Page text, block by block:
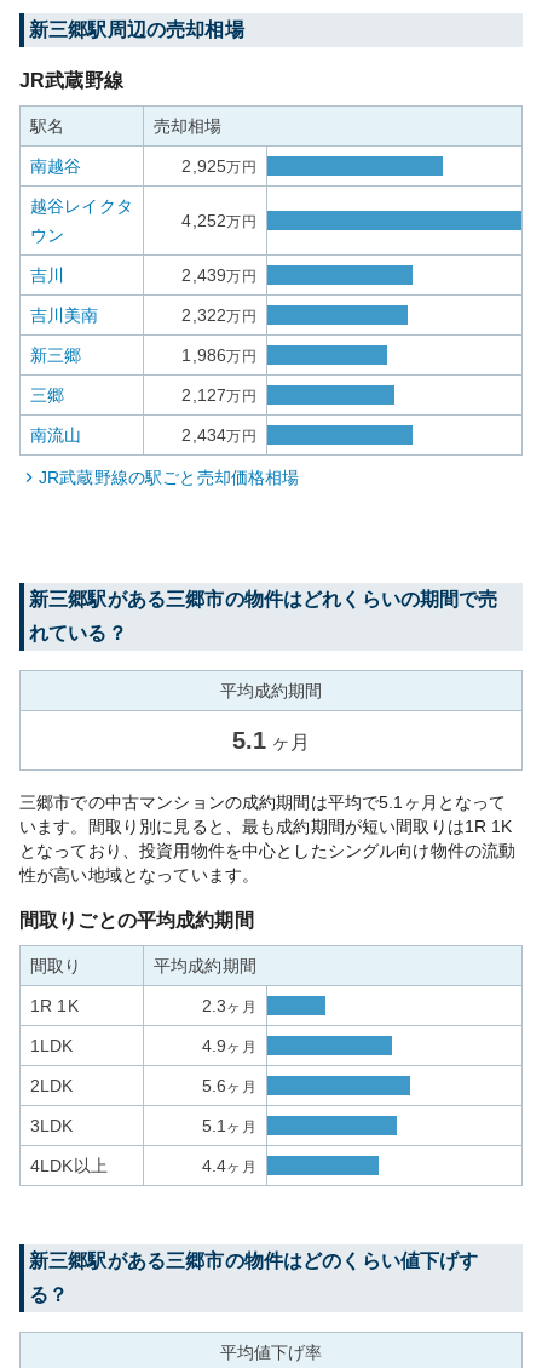
新三郷駅周辺の売却相場
JR武蔵野線
駅名 売却相場
南越谷 2,925万円
越谷レイクタ
ウン
4,252万円
吉川 2,439万円
吉川美南 2,322万円
新三郷 1,986万円
三郷 2,127万円
南流山 2,434万円
JR武蔵野線の駅ごと売却価格相場
新三郷駅がある三郷市の物件はどれくらいの期間で売
れている？
平均成約期間
5.1 ヶ月
三郷市での中古マンションの成約期間は平均で5.1ヶ月となって
います。間取り別に見ると、最も成約期間が短い間取りは1R 1K
となっており、投資用物件を中心としたシングル向け物件の流動
性が高い地域となっています。
間取りごとの平均成約期間
間取り 平均成約期間
1R 1K 2.3ヶ月
1LDK 4.9ヶ月
2LDK 5.6ヶ月
3LDK 5.1 ヶ月
4LDK以上 4.4ヶ月
新三郷駅がある三郷市の物件はどのくらい値下げす
る？
平均値下げ率